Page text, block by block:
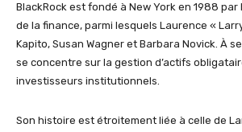
BlackRock est fondé à New York en 1988
de la finance, parmi lesquels Laurence «
Kapito, Susan Wagner et Barbara Novick. À
se concentre sur la gestion d’actifs
investisseurs institutionnels.
Son histoire est étroitement liée à celle de